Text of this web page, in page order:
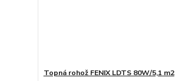
Topná rohož FENIX LDTS 80W/5,1 m2